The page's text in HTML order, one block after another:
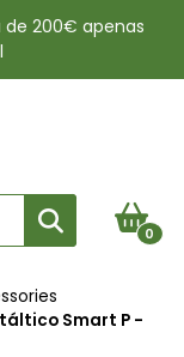
200€ apenas
0
Smart P -